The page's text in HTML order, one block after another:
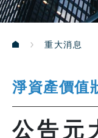
重大消息
淨資產價值
公告元